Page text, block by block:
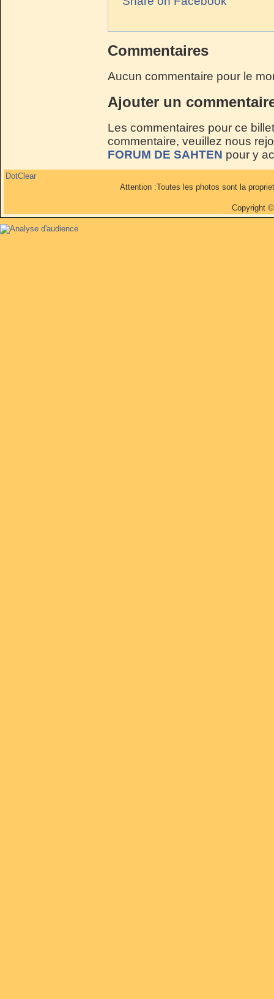
Commentaires
Aucun commentaire pour le
Ajouter un
Les commentaires pour ce
commentaire, veuillez nous
FORUM DE SAHTEN pour y
DotClear
Attention :Toutes les photos sont la
Copyright